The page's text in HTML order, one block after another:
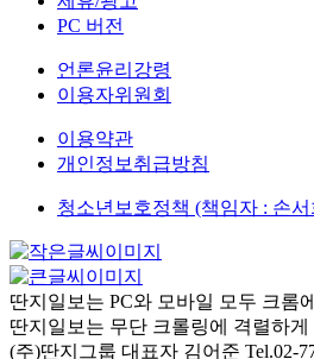
PC 버전
언론윤리강령
이용자위원회
이용약관
개인정보취급방침
청소년보호정책 (책임자 : 손서
딴지일보는 PC와 모바일 모두 크롬
딴지일보는 무단 크롤링에 격렬하게
(주)딴지그룹 대표자 김어준 Tel.02-